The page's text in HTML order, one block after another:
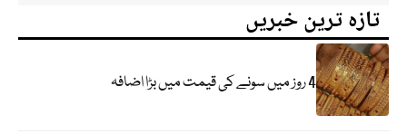
تازہ ترین خبریں
4 روز میں سونے کی قیمت میں بڑا اضافہ